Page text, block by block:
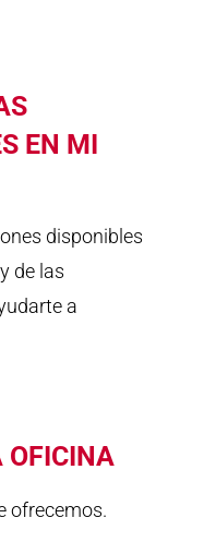
EN MI
disponibles
de las
a
OFICINA
ofrecemos.